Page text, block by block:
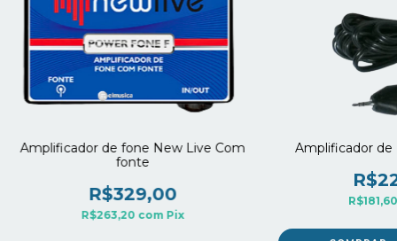
Amplificador de fone New Live Com
fonte
R$329,00
R$263,20 com Pix
Amplificador de